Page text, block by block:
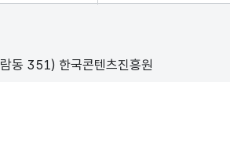
동 351) 한국콘텐츠진흥원